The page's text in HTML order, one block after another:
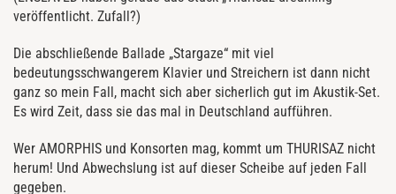
veröffentlicht. Zufall?)
Die abschließende Ballade „Stargaze“ mit viel
bedeutungsschwangerem Klavier und Streichern ist dann nicht
ganz so mein Fall, macht sich aber sicherlich gut im Akustik-Set.
Es wird Zeit, dass sie das mal in Deutschland aufführen.
Wer AMORPHIS und Konsorten mag, kommt um THURISAZ nicht
herum! Und Abwechslung ist auf dieser Scheibe auf jeden Fall
gegeben.